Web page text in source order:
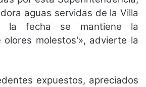
aguas servidas de la Villa
la fecha se mantiene la
olores molestos'», advierte la
expuestos, apreciados